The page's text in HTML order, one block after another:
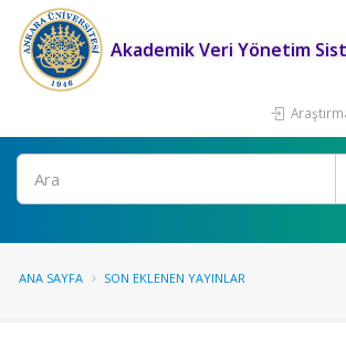
Akademik Veri Yönetim
Ara
ANA SAYFA SON EKLENEN YAYINLAR